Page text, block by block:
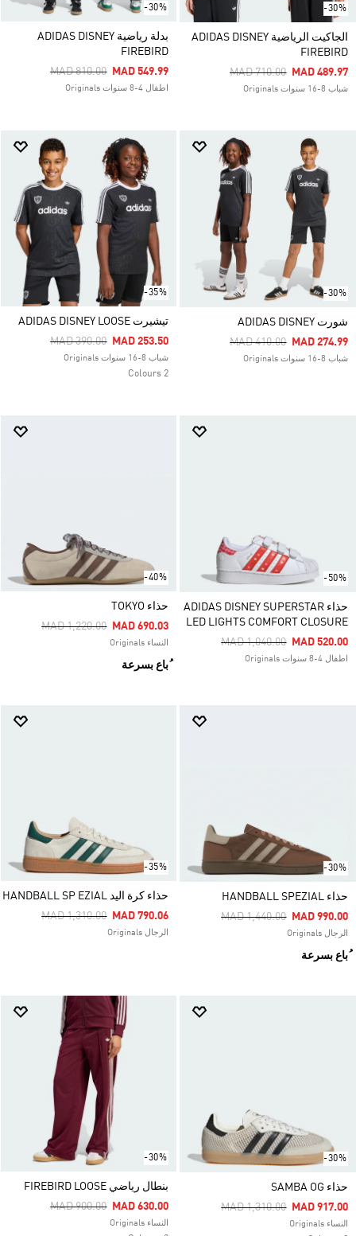
-30%
الجاكيت الرياضية ADIDAS DISNEY
FIREBIRD
Price Reduced From
MAD 710.00ToMAD 489.97
شباب 8-16 سنوات Originals
-30%
بدلة رياضية ADIDAS DISNEY
FIREBIRD
Price Reduced From
MAD 810.00ToMAD 549.99
اطفال 4-8 سنوات Originals
-30%
شورت ADIDAS DISNEY
Price Reduced From
MAD 410.00ToMAD 274.99
شباب 8-16 سنوات Originals
-35%
تيشيرت ADIDAS DISNEY LOOSE
Price Reduced From
MAD 390.00ToMAD 253.50
شباب 8-16 سنوات Originals
2 Colours
-50%
حذاء ADIDAS DISNEY SUPERSTAR
LED LIGHTS COMFORT CLOSURE
Price Reduced From
MAD 1,040.00ToMAD 520.00
اطفال 4-8 سنوات Originals
-40%
حذاء TOKYO
Price Reduced From
MAD 1,220.00ToMAD 690.03
النساء Originals
ُباع بسرعة
-30%
حذاء HANDBALL SPEZIAL
Price Reduced From
MAD 1,440.00ToMAD 990.00
الرجال Originals
ُباع بسرعة
-35%
حذاء كرة اليد HANDBALL SP EZIAL
Price Reduced From
MAD 1,310.00ToMAD 790.06
الرجال Originals
-30%
حذاء SAMBA OG
Price Reduced From
MAD 1,310.00ToMAD 917.00
النساء Originals
-30%
بنطال رياضي FIREBIRD LOOSE
Price Reduced From
MAD 900.00ToMAD 630.00
النساء Originals